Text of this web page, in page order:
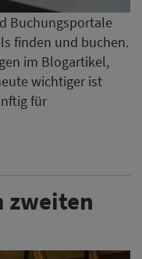
Buchungsportale
finden und buchen.
im Blogartikel,
wichtiger ist
für
zweiten